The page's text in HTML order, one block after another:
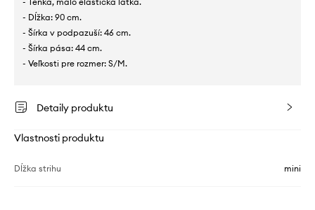
- Dĺžka: 90 cm.
- Šírka v podpazuší: 46 cm.
- Šírka pása: 44 cm.
- Veľkosti pre rozmer: S/M.
Detaily produktu
Vlastnosti produktu
Dĺžka strihu mini